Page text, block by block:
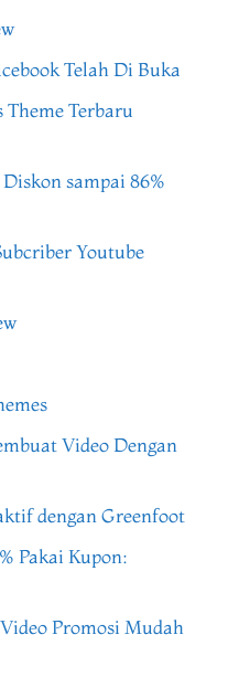
Telah Di Buka
Terbaru
sampai 86%
Youtube
Video Dengan
dengan Greenfoot
Pakai Kupon:
Promosi Mudah